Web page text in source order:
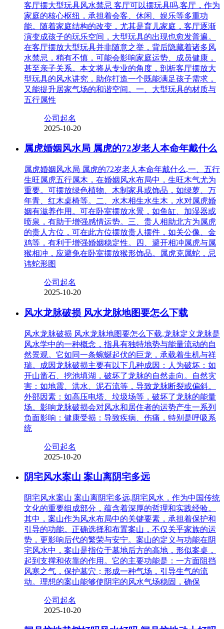
客厅摆大型玩具风水禁忌 客厅可以摆玩具吗,客厅，作为
家庭的核心枢纽，承担着会客、休闲、娱乐等多重功
能。随着家庭结构的改变，尤其是育儿家庭，客厅逐渐
演变成孩子的玩乐空间，大型玩具的出现也愈发普遍。
在客厅摆放大型玩具并非随意之举，背后隐藏着诸多风
水禁忌，稍有不慎，可能会影响家庭运势、成员健康，
甚至亲子关系。本文将从专业的角度，剖析客厅摆放大
型玩具的风水讲究，助你打造一个既能满足孩子需求，
又能提升居家气场的和谐空间。一、大型玩具的材质与
五行属性
公司起名
2025-10-20
属虎婚姻风水局 属虎的72岁老人本命年戴什么
属虎婚姻风水局 属虎的72岁老人本命年戴什么,一、五行
生旺属虎五行属木，在婚姻风水布局中，生旺木气尤为
重要。可摆放绿色植物、木制家具或饰品，如绿萝、万
年青、红木桌椅等。二、水木相生水生木，水对属虎婚
姻有滋养作用。可在卧室摆放水景，如鱼缸、加湿器或
喷泉，有助于增强感情运势。三、贵人相助北方为属虎
的贵人方位，可在此方位摆放贵人摆件，如关公像、金
鸡等，有利于增强婚姻稳定性。四、避开相冲属虎与属
猴相冲，应避免在卧室摆放猴形饰品。属虎克属蛇，忌
讳蛇形图
公司起名
2025-10-20
风水龙脉破损 风水龙脉地图要怎么下载
风水龙脉破损 风水龙脉地图要怎么下载,龙脉定义龙脉是
风水学中的一种概念，指具有独特地势与能量流动的自
然景观。它如同一条蜿蜒起伏的巨龙，承载着生机与祥
瑞。成因龙脉破损主要有以下几种成因：人为破坏：如
开山凿石、挖池填湖，破坏了龙脉的自然走向。自然灾
害：如地震、洪水、泥石流等，导致龙脉断裂或偏斜。
外部因素：如高压电塔、垃圾场等，破坏了龙脉的能量
场。影响龙脉破损会对风水和居住者的运势产生一系列
负面影响：健康受损：导致疾病、伤痛，特别是呼吸系
统
公司起名
2025-10-20
阴宅风水案山 案山离阴宅多远
阴宅风水案山 案山离阴宅多远,阴宅风水，作为中国传统
文化的重要组成部分，蕴含着深厚的哲理和实践经验。
其中，案山作为风水布局中的关键要素，承担着保护和
引导的功能。正确选择和布置案山，不仅关乎家族的运
势，更影响后代的繁荣与安宁。案山的定义与功能在阴
宅风水中，案山是指位于墓地后方的高地，形似案桌，
起到支撑和依靠的作用。它的主要功能是：一方面阻挡
风寒之气，保护墓穴；形成一种气场，引导生气的流
动。理想的案山能够使阴宅的风水气场稳固，确保
公司起名
2025-10-20